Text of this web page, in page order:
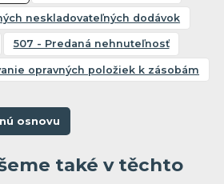
neskladovateľných dodávok
507 - Predaná nehnuteľnosť
opravných položiek k zásobám
osnovu
také v těchto